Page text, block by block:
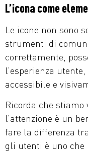
L’icona come
Le icone non sono
strumenti di
correttamente,
l’esperienza
accessibile e
Ricorda che stiamo
l’attenzione è un
fare la differenza
gli utenti è uno che